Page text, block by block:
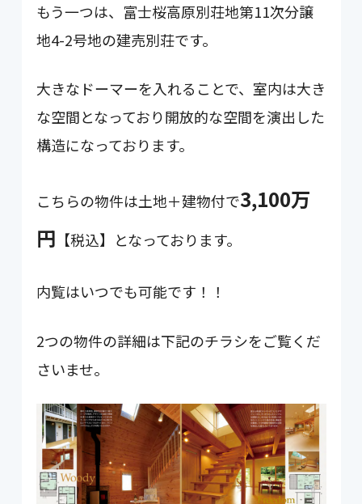
もう一つは、富士桜高原別荘地第11次分譲
地4-2号地の建売別荘です。
大きなドーマーを入れることで、室内は大き
な空間となっており開放的な空間を演出した
構造になっております。
こちらの物件は土地＋建物付で3,100万
円 【税込】となっております。
内覧はいつでも可能です！！
2つの物件の詳細は下記のチラシをご覧くだ
さいませ。